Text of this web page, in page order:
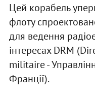
Цей корабель
флоту
для ведення
інтересах DRM
militaire -
Франції).